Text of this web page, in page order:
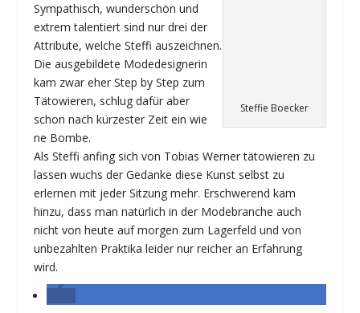
Steffie Boecker
Sympathisch, wunderschön und
extrem talentiert sind nur drei der
Attribute, welche Steffi auszeichnen.
Die ausgebildete Modedesignerin
kam zwar eher Step by Step zum
Tätowieren, schlug dafür aber
schon nach kürzester Zeit ein wie
ne Bombe.
Als Steffi anfing sich von Tobias Werner tätowieren zu
lassen wuchs der Gedanke diese Kunst selbst zu
erlernen mit jeder Sitzung mehr. Erschwerend kam
hinzu, dass man natürlich in der Modebranche auch
nicht von heute auf morgen zum Lagerfeld und von
unbezahlten Praktika leider nur reicher an Erfahrung
wird.